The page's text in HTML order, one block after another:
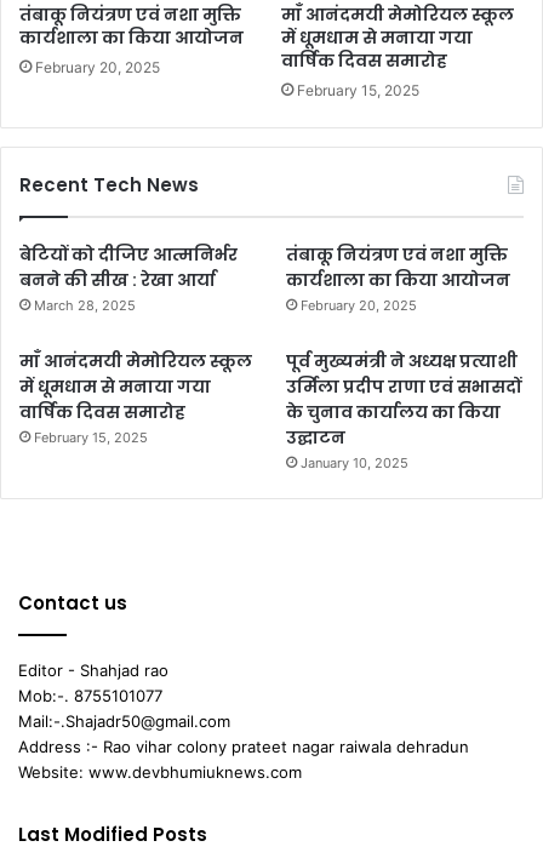
तंबाकू नियंत्रण एवं नशा मुक्ति
कार्यशाला का किया आयोजन
February 20, 2025
माँ आनंदमयी मेमोरियल स्कूल
में धूमधाम से मनाया गया
वार्षिक दिवस समारोह
February 15, 2025
Recent Tech News
बेटियों को दीजिए आत्मनिर्भर
बनने की सीख : रेखा आर्या
March 28, 2025
तंबाकू नियंत्रण एवं नशा मुक्ति
कार्यशाला का किया आयोजन
February 20, 2025
माँ आनंदमयी मेमोरियल स्कूल
में धूमधाम से मनाया गया
वार्षिक दिवस समारोह
February 15, 2025
पूर्व मुख्यमंत्री ने अध्यक्ष प्रत्याशी
उर्मिला प्रदीप राणा एवं सभासदों
के चुनाव कार्यालय का किया
उद्घाटन
January 10, 2025
Contact us
Editor - Shahjad rao
Mob:-. 8755101077
Mail:-.Shajadr50@gmail.com
Address :- Rao vihar colony prateet nagar raiwala dehradun
Website: www.devbhumiuknews.com
Last Modified Posts